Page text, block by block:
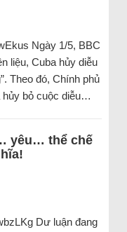
Ngày 1/5, BBC
liệu, Cuba hủy diễu
Theo đó, Chính phủ
hủy bỏ cuộc diễu…
yêu… thể chế
Dư luận đang